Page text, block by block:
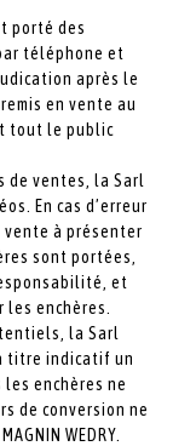
porté des
téléphone et
après le
en vente au
tout le public
de ventes, la Sarl
En cas d’erreur
à présenter
sont portées,
et
enchères.
la Sarl
titre indicatif un
les enchères ne
de conversion ne
WEDRY.